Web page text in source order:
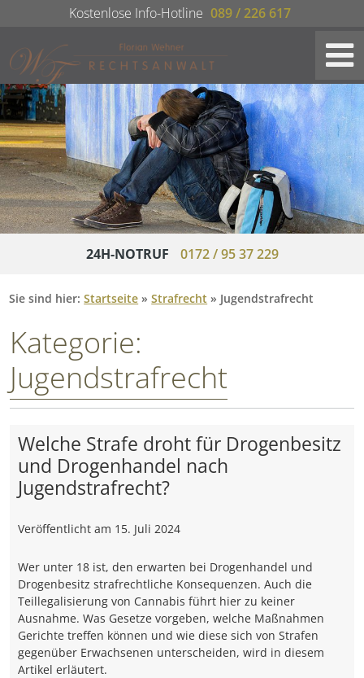
Kostenlose Info-Hotline 089 / 226 617
24H-NOTRUF 0172 / 95 37 229
Sie sind hier:Startseite »Strafrecht » Jugendstrafrecht
Kategorie:
Jugendstrafrecht
Welche Strafe droht für Drogenbesitz
und Drogenhandel nach
Jugendstrafrecht?
Veröffentlicht am 15. Juli 2024
Wer unter 18 ist, den erwarten bei Drogenhandel und
Drogenbesitz strafrechtliche Konsequenzen. Auch die
Teillegalisierung von Cannabis führt hier zu keiner
Ausnahme. Was Gesetze vorgeben, welche Maßnahmen
Gerichte treffen können und wie diese sich von Strafen
gegenüber Erwachsenen unterscheiden, wird in diesem
Artikel erläutert.